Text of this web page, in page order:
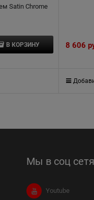
Satin Chrome
В КОРЗИНУ 8 606
Мы в соц
Youtube